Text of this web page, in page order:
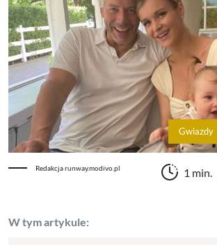
Gwiazdy
Redakcja runway.modivo.pl 1 min.
W tym artykule: